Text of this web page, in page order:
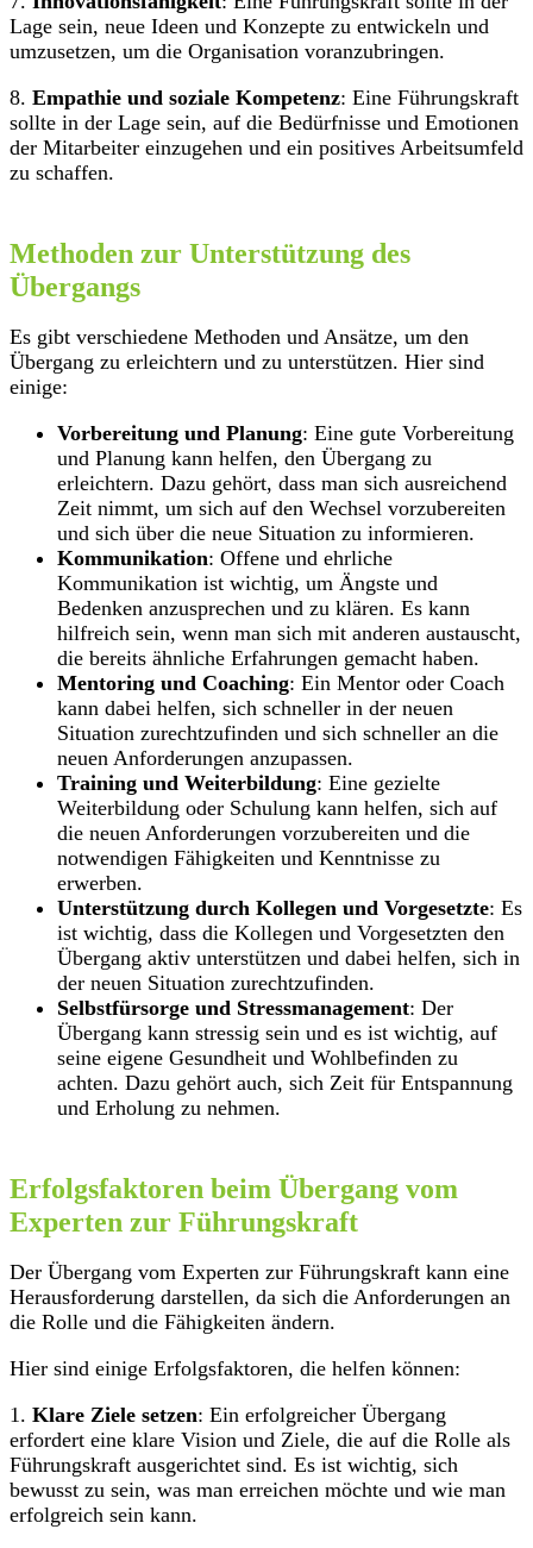
Lage sein, neue Ideen und Konzepte zu entwickeln und
umzusetzen, um die Organisation voranzubringen.
8. Empathie und soziale Kompetenz: Eine Führungskraft
sollte in der Lage sein, auf die Bedürfnisse und Emotionen
der Mitarbeiter einzugehen und ein positives Arbeitsumfeld
zu schaffen.
Methoden zur Unterstützung des
Übergangs
Es gibt verschiedene Methoden und Ansätze, um den
Übergang zu erleichtern und zu unterstützen. Hier sind
einige:
Vorbereitung und Planung: Eine gute Vorbereitung
und Planung kann helfen, den Übergang zu
erleichtern. Dazu gehört, dass man sich ausreichend
Zeit nimmt, um sich auf den Wechsel vorzubereiten
und sich über die neue Situation zu informieren.
Kommunikation: Offene und ehrliche
Kommunikation ist wichtig, um Ängste und
Bedenken anzusprechen und zu klären. Es kann
hilfreich sein, wenn man sich mit anderen austauscht,
die bereits ähnliche Erfahrungen gemacht haben.
Mentoring und Coaching: Ein Mentor oder Coach
kann dabei helfen, sich schneller in der neuen
Situation zurechtzufinden und sich schneller an die
neuen Anforderungen anzupassen.
Training und Weiterbildung: Eine gezielte
Weiterbildung oder Schulung kann helfen, sich auf
die neuen Anforderungen vorzubereiten und die
notwendigen Fähigkeiten und Kenntnisse zu
erwerben.
Unterstützung durch Kollegen und Vorgesetzte: Es
ist wichtig, dass die Kollegen und Vorgesetzten den
Übergang aktiv unterstützen und dabei helfen, sich in
der neuen Situation zurechtzufinden.
Selbstfürsorge und Stressmanagement: Der
Übergang kann stressig sein und es ist wichtig, auf
seine eigene Gesundheit und Wohlbefinden zu
achten. Dazu gehört auch, sich Zeit für Entspannung
und Erholung zu nehmen.
Erfolgsfaktoren beim Übergang vom
Experten zur Führungskraft
Der Übergang vom Experten zur Führungskraft kann eine
Herausforderung darstellen, da sich die Anforderungen an
die Rolle und die Fähigkeiten ändern.
Hier sind einige Erfolgsfaktoren, die helfen können:
1. Klare Ziele setzen: Ein erfolgreicher Übergang
erfordert eine klare Vision und Ziele, die auf die Rolle als
Führungskraft ausgerichtet sind. Es ist wichtig, sich
bewusst zu sein, was man erreichen möchte und wie man
erfolgreich sein kann.